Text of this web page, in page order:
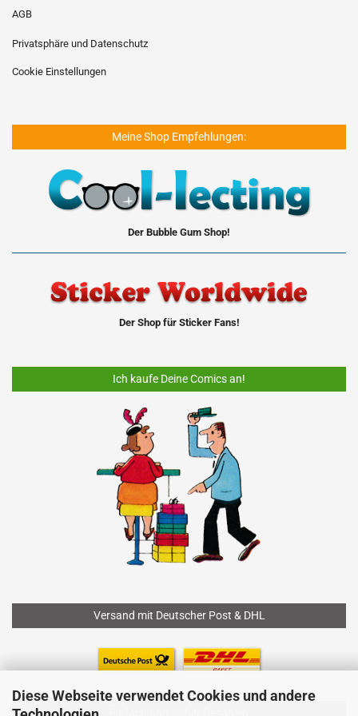
Diese Webseite verwendet Cookies und andere
AGB
Privatsphäre und Datenschutz
Cookie Einstellungen
Meine Shop Empfehlungen:
Der Bubble Gum Shop!
Der Shop für Sticker Fans!
Ich kaufe Deine Comics an!
Versand mit Deutscher Post & DHL